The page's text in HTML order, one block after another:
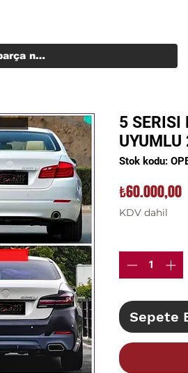
5
Stok kodu:
₺60.000,00
KDV dahil
Sepete